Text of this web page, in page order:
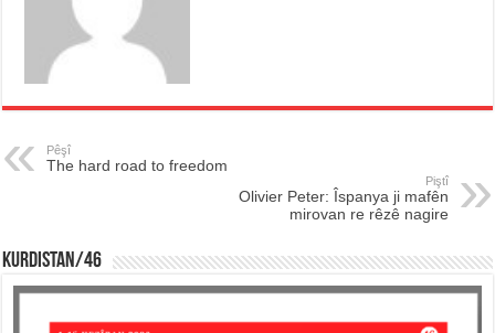
Pêşî
The hard road to freedom
Piştî
Olivier Peter: Îspanya ji mafên
mirovan re rêzê nagire
KURDISTAN/46